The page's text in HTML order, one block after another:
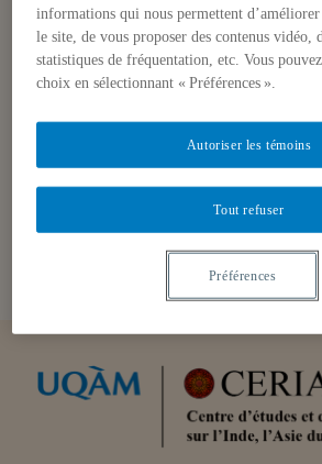
Partenaires
informations qui nous permettent
le site, de vous proposer des contenus vidéo,
statistiques de fréquentation, etc. Vous
choix en sélectionnant « Préférences ».
Tout refuser
Autoriser les témoins
Préférences